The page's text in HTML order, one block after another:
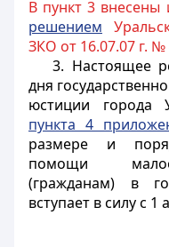
В пункт 3 внесены
решением
ЗКО от 16.07.07 г. №
3. Настоящее
дня
юстиции города
пункта 4
размере и
помощи
(гражданам) в
вступает в силу с 1